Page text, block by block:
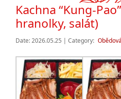
Kachna “Kung-
hranolky, salát)
Date: 2026.05.25 | Category: